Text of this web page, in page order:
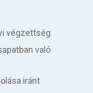
végzettség
való
iránt